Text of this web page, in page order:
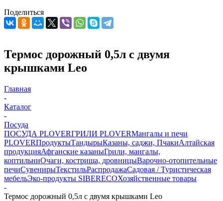
Поделиться
Термос дорожный 0,5л с двумя
крышками Leo
Главная
-
Каталог
-
Посуда
ПОСУДА PLOVERГРИЛИ PLOVERМангалы и печи
PLOVERПродуктыТандырыКазаны, саджи, ПчакиАлтайская
продукцияАфганские казаныГрили, мангалы,
коптильниОчаги, кострища, дровницыВарочно-отопительные
печиСувенирыТекстильРаспродажаСадовая / Туристическая
мебельЭко-продукты SIBERECOХозяйственные товары
-
Термос дорожный 0,5л с двумя крышками Leo